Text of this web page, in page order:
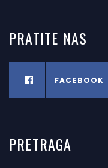
PRATITE NAS
FACEBOOK
PRETRAGA